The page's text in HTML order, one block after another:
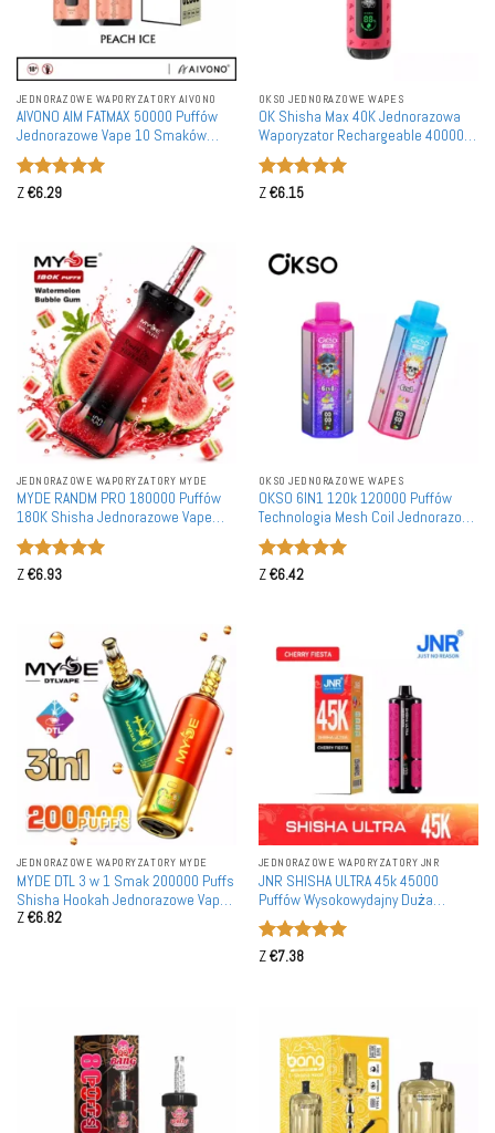
JEDNORAZOWE WAPORYZATORY AIVONO
AIVONO AIM FATMAX 50000 Puffów
Jednorazowe Vape 10 Smaków
Hurtownia
Oceniono
Z€6.29
OKSO JEDNORAZOWE WAPES
OK Shisha Max 40K Jednorazowa
Waporyzator Rechargeable 40000
Puffów Hurtownia Detal UE
Oceniono
Z€6.15
JEDNORAZOWE WAPORYZATORY MYDE
MYDE RANDM PRO 180000 Puffów
180K Shisha Jednorazowe Vape
Hurtownia Zakup Luzem Tryb
Podwójny DTL
Oceniono
Z€6.93
OKSO JEDNORAZOWE WAPES
OKSO 6IN1 120k 120000 Puffów
Technologia Mesh Coil Jednorazowy
Waporyzator Hurtownia Zakup
Luzem Wiele Opcji
Oceniono
Z€6.42
JEDNORAZOWE WAPORYZATORY MYDE
MYDE DTL 3 w 1 Smak 200000 Puffs
Shisha Hookah Jednorazowe Vape
200K Hurtownia Zakup Luzem Mesh
Z€6.82
JEDNORAZOWE WAPORYZATORY JNR
JNR SHISHA ULTRA 45k 45000
Puffów Wysokowydajny Duża
Pojemność Jednorazowa
Waporyzator Hurtownia Zakup
Luzem
Oceniono
Z€7.38